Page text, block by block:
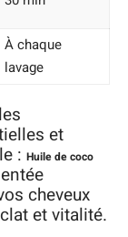
À chaque
lavage
et
: Huile de coco
cheveux
et vitalité.